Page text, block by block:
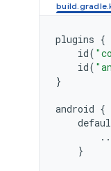
plugins {
id(
id(
}
android {
}